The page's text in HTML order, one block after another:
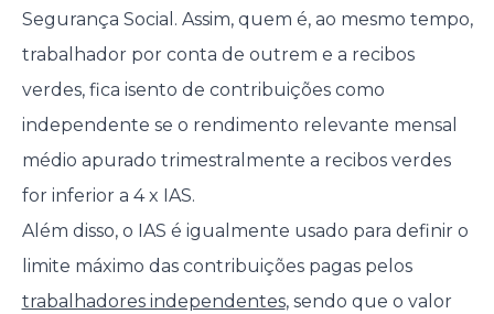
Segurança Social. Assim, quem é, ao mesmo tempo,
trabalhador por conta de outrem e a recibos
verdes, fica isento de contribuições como
independente se o rendimento relevante mensal
médio apurado trimestralmente a recibos verdes
for inferior a 4 x IAS.
Além disso, o IAS é igualmente usado para definir o
limite máximo das contribuições pagas pelos
trabalhadores independentes, sendo que o valor